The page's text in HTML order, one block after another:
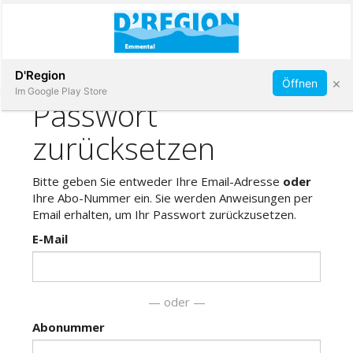
Immobilien
Veranstaltungen
Stellen
Abonnieren
D'Region
Im Google Play Store
Öffnen ×